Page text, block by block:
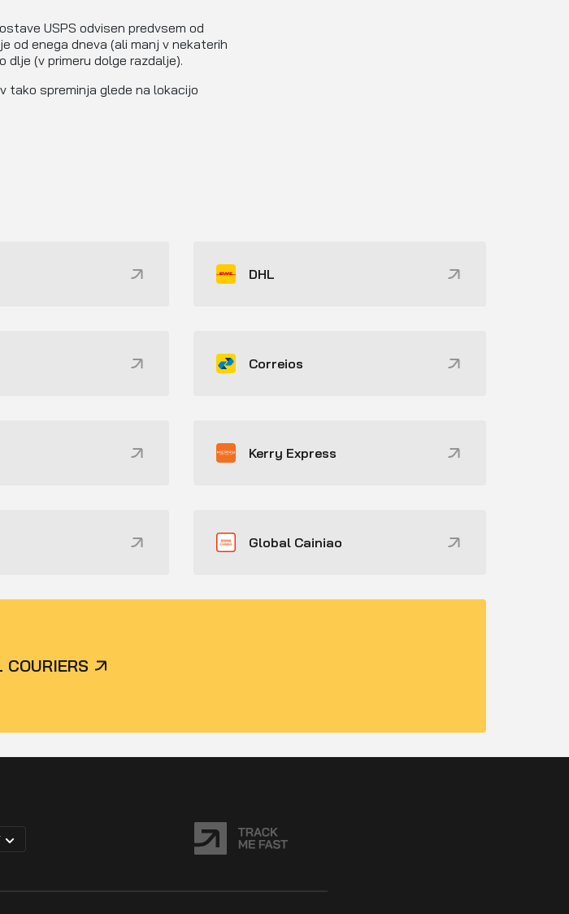
USPS odvisen predvsem od
od enega dneva (ali manj v nekaterih
dlje (v primeru dolge razdalje).
tako spreminja glede na lokacijo
DHL
Correios
Kerry Express
Global Cainiao
COURIERS